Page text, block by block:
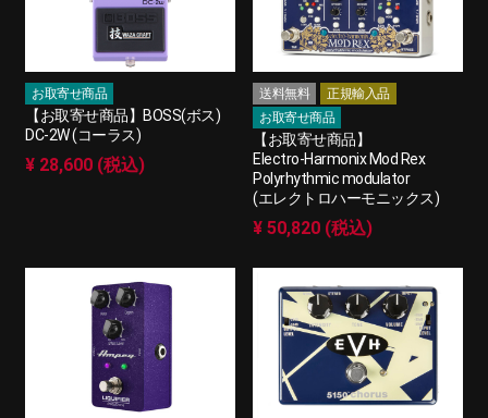
お取寄せ商品
【お取寄せ商品】BOSS(ボス)
DC-2W (コーラス)
¥ 28,600 (税込)
送料無料
正規輸入品
お取寄せ商品
【お取寄せ商品】
Electro-Harmonix Mod Rex
Polyrhythmic modulator
(エレクトロハーモニックス)
¥ 50,820 (税込)